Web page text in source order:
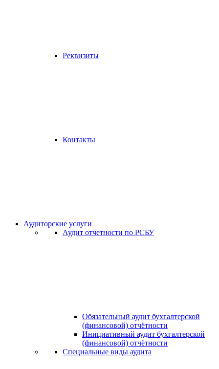
Реквизиты
Контакты
Аудиторские услуги
Аудит отчетности по РСБУ
Обязательный аудит бухгалтерской
(финансовой) отчётности
Инициативный аудит бухгалтерской
(финансовой) отчётности
Специальные виды аудита